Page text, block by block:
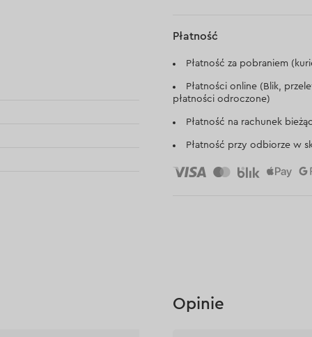
Płatność
Płatność za pobraniem
Płatności online (Blik,
płatności odroczone)
Płatność na rachunek
Płatność przy odbiorze w
Opinie